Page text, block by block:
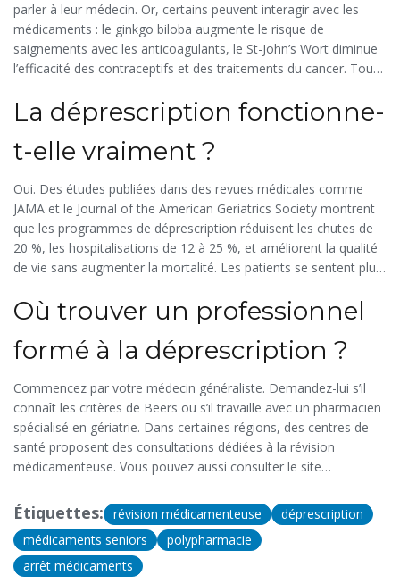
parler à leur médecin. Or, certains peuvent interagir avec les
médicaments : le ginkgo biloba augmente le risque de
saignements avec les anticoagulants, le St-John’s Wort diminue
l’efficacité des contraceptifs et des traitements du cancer. Tous
révision médicamenteuse.
La déprescription fonctionne-
t-elle vraiment ?
Oui. Des études publiées dans des revues médicales comme
JAMA et le Journal of the American Geriatrics Society montrent
que les programmes de déprescription réduisent les chutes de
20 %, les hospitalisations de 12 à 25 %, et améliorent la qualité
de vie sans augmenter la mortalité. Les patients se sentent plus
Où trouver un professionnel
formé à la déprescription ?
Commencez par votre médecin généraliste. Demandez-lui s’il
connaît les critères de Beers ou s’il travaille avec un pharmacien
spécialisé en gériatrie. Dans certaines régions, des centres de
santé proposent des consultations dédiées à la révision
médicamenteuse. Vous pouvez aussi consulter le site
français et des listes de professionnels formés.
Étiquettes: révision médicamenteuse
déprescription
médicaments seniors
polypharmacie
arrêt médicaments